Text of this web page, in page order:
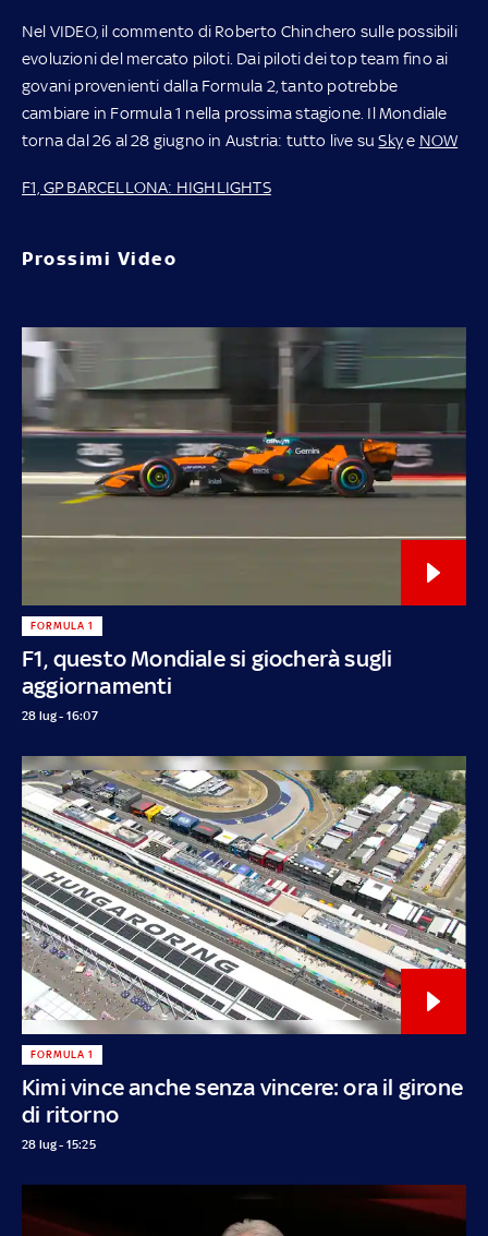
Nel VIDEO, il commento di Roberto Chinchero sulle possibili
evoluzioni del mercato piloti. Dai piloti dei top team fino ai
govani provenienti dalla Formula 2, tanto potrebbe
cambiare in Formula 1 nella prossima stagione. Il Mondiale
torna dal 26 al 28 giugno in Austria: tutto live suSkye NOW
F1, GP BARCELLONA: HIGHLIGHTS
Prossimi Video
F1, questo Mondiale si giocherà sugli
aggiornamenti
FORMULA 1
28 lug - 16:07
Kimi vince anche senza vincere: ora il girone
di ritorno
FORMULA 1
28 lug - 15:25